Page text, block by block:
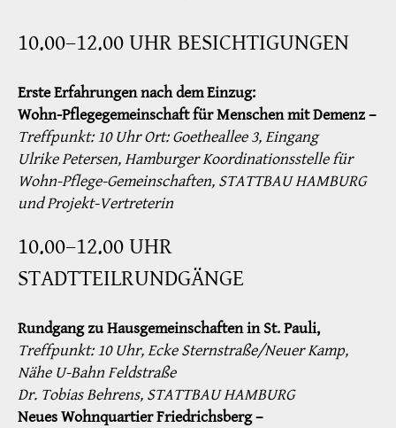
10.00–12.00 UHR BESICHTIGUNGEN
Erste Erfahrungen nach dem Einzug:
Wohn-Pflegegemeinschaft für Menschen mit Demenz –
Treffpunkt: 10 Uhr Ort: Goetheallee 3, Eingang
Ulrike Petersen, Hamburger Koordinationsstelle für
Wohn-Pflege-Gemeinschaften, STATTBAU HAMBURG
und Projekt-Vertreterin
10.00–12.00 UHR
STADTTEILRUNDGÄNGE
Rundgang zu Hausgemeinschaften in St. Pauli,
Treffpunkt: 10 Uhr, Ecke Sternstraße/Neuer Kamp,
Nähe U-Bahn Feldstraße
Dr. Tobias Behrens, STATTBAU HAMBURG
Neues Wohnquartier Friedrichsberg –